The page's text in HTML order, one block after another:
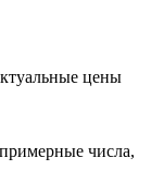
цены
числа,